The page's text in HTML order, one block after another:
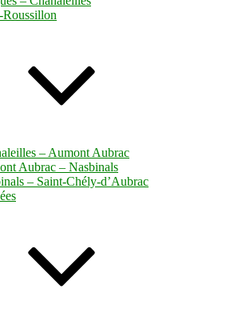
– Aumont Aubrac
Aubrac – Nasbinals
– Saint-Chély-d’Aubrac